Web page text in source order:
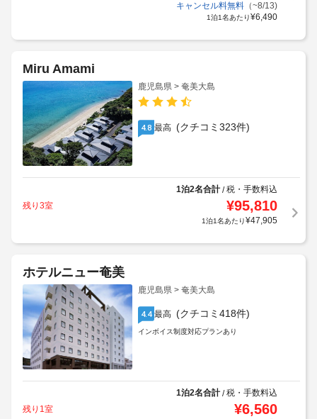
キャンセル料無料（~8/13)
1泊1名あたり¥6,490
Miru Amami
鹿児島県 > 奄美大島
4.8 最高 (クチコミ323件)
1泊2名合計/税・手数料込
残り3室
¥95,810
1泊1名あたり¥47,905
ホテルニュー奄美
鹿児島県 > 奄美大島
4.4 最高 (クチコミ418件)
インボイス制度対応プランあり
1泊2名合計/税・手数料込
残り1室
¥6,560